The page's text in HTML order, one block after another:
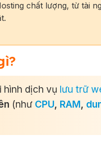
chất lượng, từ tài
hình dịch vụ lưu trữ
(như CPU, RAM,